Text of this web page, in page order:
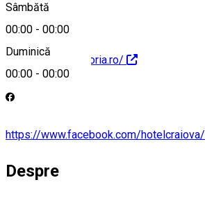
Sâmbătă
00:00 - 00:00
Duminică
00:00 - 00:00
https://hoteleuphoria.ro/
https://www.facebook.com/hotelcraiova/
Despre